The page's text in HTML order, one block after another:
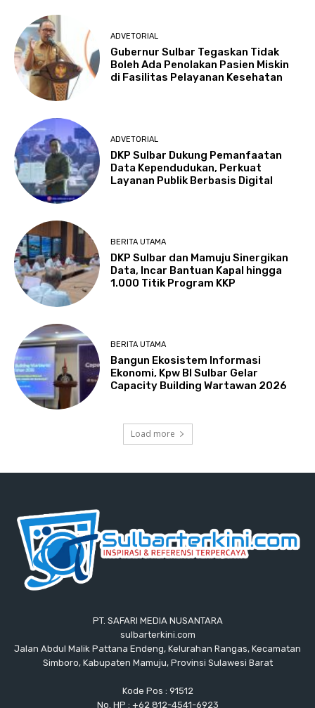
ADVETORIAL
Gubernur Sulbar Tegaskan Tidak
Boleh Ada Penolakan Pasien Miskin
di Fasilitas Pelayanan Kesehatan
ADVETORIAL
DKP Sulbar Dukung Pemanfaatan
Data Kependudukan, Perkuat
Layanan Publik Berbasis Digital
BERITA UTAMA
DKP Sulbar dan Mamuju Sinergikan
Data, Incar Bantuan Kapal hingga
1.000 Titik Program KKP
BERITA UTAMA
Bangun Ekosistem Informasi
Ekonomi, Kpw BI Sulbar Gelar
Capacity Building Wartawan 2026
Load more
PT. SAFARI MEDIA NUSANTARA
sulbarterkini.com
Jalan Abdul Malik Pattana Endeng, Kelurahan Rangas, Kecamatan
Simboro, Kabupaten Mamuju, Provinsi Sulawesi Barat
Kode Pos : 91512
No. HP : +62 812-4541-6923